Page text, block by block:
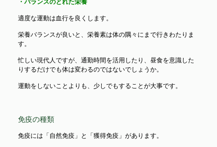
適度な運動は血行を良くします。
栄養バランスが良いと、栄養素は体の隅々にまで行きわたりま
す。
忙しい現代人ですが、通勤時間を活用したり、昼食を意識した
りするだけでも体は変わるのではないでしょうか。
運動をしないことよりも、少しでもすることが大事です。
免疫の種類
免疫には「自然免疫」と「獲得免疫」があります。